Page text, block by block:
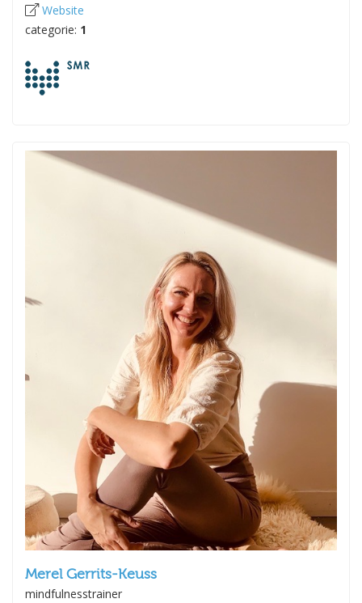
Website
categorie: 1
Merel Gerrits-Keuss
mindfulnesstrainer